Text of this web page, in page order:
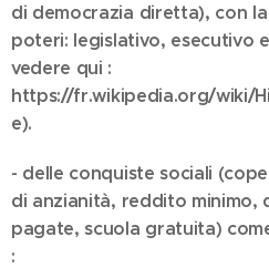
di democrazia diretta), con
poteri: legislativo, esecutivo
vedere qui :
https://fr.wikipedia.org/wiki/
e).
- delle conquiste sociali
di anzianità, reddito
pagate, scuola gratuita)
: